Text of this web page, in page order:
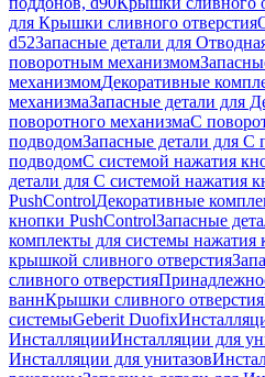
для Крышки сливного отверстия
d52Запасные детали для
поворотным механизмом
механизмомДекоративные
механизмаЗапасные детали для
поворотного механизмаС
подводомЗапасные детали для
подводомС системой нажатия
детали для С системой нажатия
PushControlДекоративные
кнопки PushControlЗапасные
комплекты для системы нажатия
крышкой сливного отверстия
сливного отверстия
ваннКрышки сливного отверстия
системыGeberit Duofix
ИнсталляцииИнсталляции для
Инсталляции для унитазов